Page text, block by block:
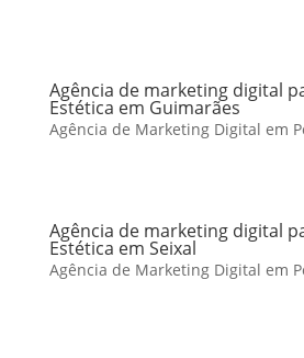
Agência de marketing digital
Estética em Guimarães
Agência de Marketing Digital em
Agência de marketing digital
Estética em Seixal
Agência de Marketing Digital em